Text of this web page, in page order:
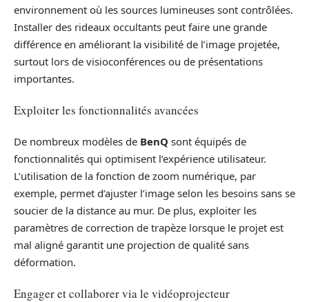
environnement où les sources lumineuses sont contrôlées.
Installer des rideaux occultants peut faire une grande
différence en améliorant la visibilité de l’image projetée,
surtout lors de visioconférences ou de présentations
importantes.
Exploiter les fonctionnalités avancées
De nombreux modèles de BenQ sont équipés de
fonctionnalités qui optimisent l’expérience utilisateur.
L’utilisation de la fonction de zoom numérique, par
exemple, permet d’ajuster l’image selon les besoins sans se
soucier de la distance au mur. De plus, exploiter les
paramètres de correction de trapèze lorsque le projet est
mal aligné garantit une projection de qualité sans
déformation.
Engager et collaborer via le vidéoprojecteur